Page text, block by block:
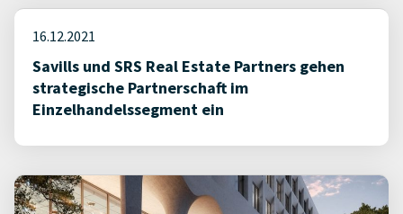
16.12.2021
Savills und SRS Real Estate Partners gehen
strategische Partnerschaft im
Einzelhandelssegment ein